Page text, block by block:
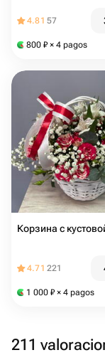
4.81 57
800 ₽ × 4 pagos
Корзина с
4.71 221
1 000 ₽ × 4 pagos
211